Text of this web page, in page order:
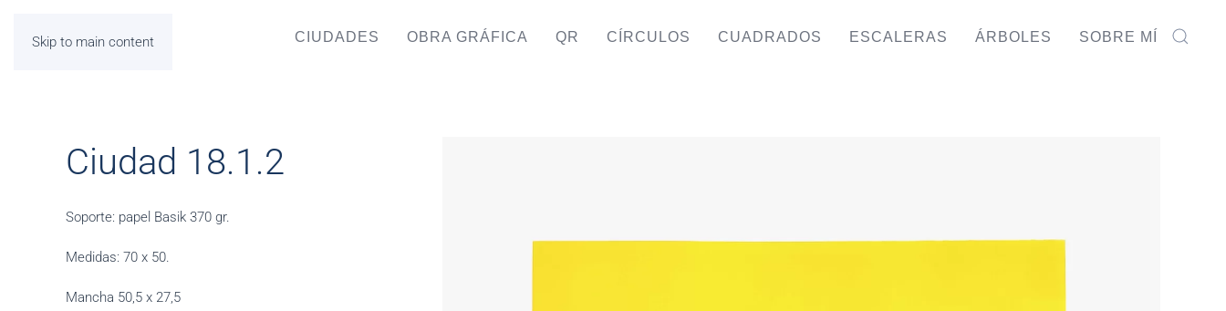
Skip to main content CIUDADES OBRA GRÁFICA QR CÍRCULOS CUADRADOS ESCALERAS ÁRBOLES SOBRE MÍ
Ciudad 18.1.2
Soporte: papel Basik 370 gr.
Medidas: 70 x 50.
Mancha 50,5 x 27,5